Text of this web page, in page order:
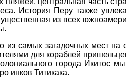
История Перу также
из всех
самых загадочных мест
для кораблей
города Икитос
инков Титикака.